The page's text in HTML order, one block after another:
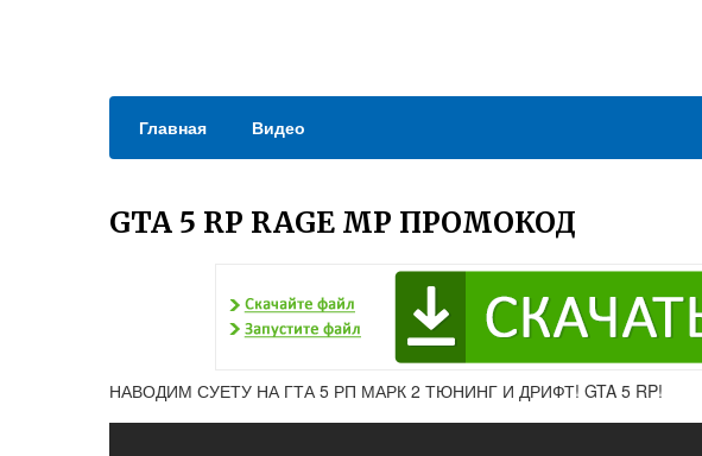
Главная Видео
GTA 5 RP RAGE MP ПРОМОКОД
НАВОДИМ СУЕТУ НА ГТА 5 РП МАРК 2 ТЮНИНГ И ДРИФТ! GTA 5 RP!